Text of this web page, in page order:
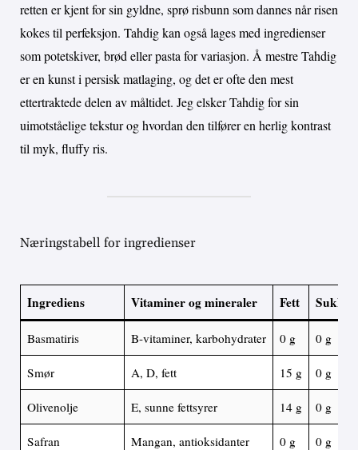
retten er kjent for sin gyldne, sprø risbunn som dannes når risen
kokes til perfeksjon. Tahdig kan også lages med ingredienser
som potetskiver, brød eller pasta for variasjon. Å mestre Tahdig
er en kunst i persisk matlaging, og det er ofte den mest
ettertraktede delen av måltidet. Jeg elsker Tahdig for sin
uimotståelige tekstur og hvordan den tilfører en herlig kontrast
til myk, fluffy ris.
Næringstabell for ingredienser
Ingrediens Vitaminer og mineraler Fett Sukker
Basmatiris B-vitaminer, karbohydrater 0 g 0 g
Smør A, D, fett 15 g 0 g
Olivenolje E, sunne fettsyrer 14 g 0 g
Safran Mangan, antioksidanter 0 g 0 g